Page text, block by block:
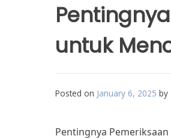
untuk
Posted on January 6, 2025 by
Pentingnya